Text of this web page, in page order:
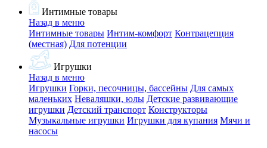
Интимные товары
Назад в меню
Интимные товары Интим-комфорт Контрацепция
(местная) Для потенции
Игрушки
Назад в меню
Игрушки Горки, песочницы, бассейны Для самых
маленьких Неваляшки, юлы Детские развивающие
игрушки Детский транспорт Конструкторы
Музыкальные игрушки Игрушки для купания Мячи и
насосы